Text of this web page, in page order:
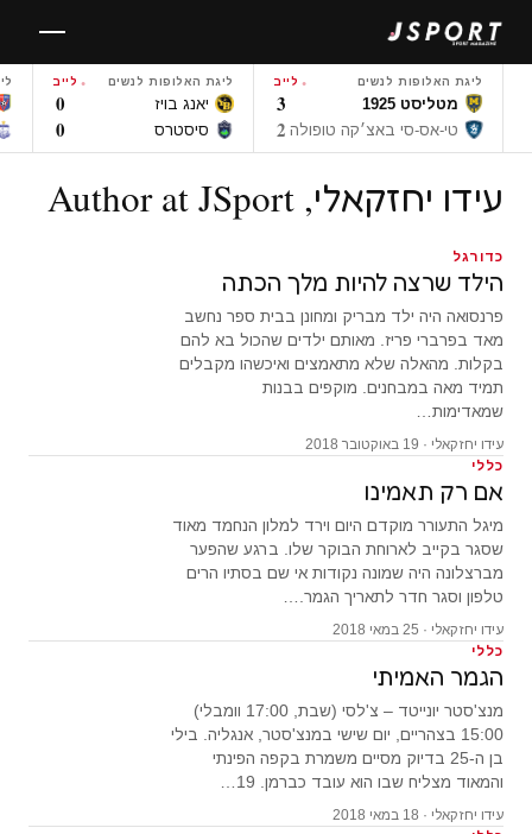
לתוכן
ליגת האלופות לנשים לייב
מטליסט 1925 3
טי-אס-סי באצ׳קה טופולה 2
ליגת האלופות לנשים לייב
יאנג בויז 0
סיסטרס 0
עידו יחזקאלי, Author at JSport
כדורגל
הילד שרצה להיות מלך הכתה
פרנסואה היה ילד מבריק ומחונן בבית ספר נחשב
מאד בפרברי פריז. מאותם ילדים שהכול בא להם
בקלות. מהאלה שלא מתאמצים ואיכשהו מקבלים
תמיד מאה במבחנים. מוקפים בבנות
שמאדימות…
עידו יחזקאלי · 19 באוקטובר 2018
כללי
אם רק תאמינו
מיגל התעורר מוקדם היום וירד למלון הנחמד מאוד
שסגר בקייב לארוחת הבוקר שלו. ברגע שהפער
מברצלונה היה שמונה נקודות אי שם בסתיו הרים
טלפון וסגר חדר לתאריך הגמר.…
עידו יחזקאלי · 25 במאי 2018
כללי
הגמר האמיתי
מנצ'סטר יונייטד – צ'לסי (שבת, 17:00 וומבלי)
15:00 בצהריים, יום שישי במנצ'סטר, אנגליה. בילי
בן ה-25 בדיוק מסיים משמרת בקפה הפינתי
והמאוד מצליח שבו הוא עובד כברמן. 19…
עידו יחזקאלי · 18 במאי 2018